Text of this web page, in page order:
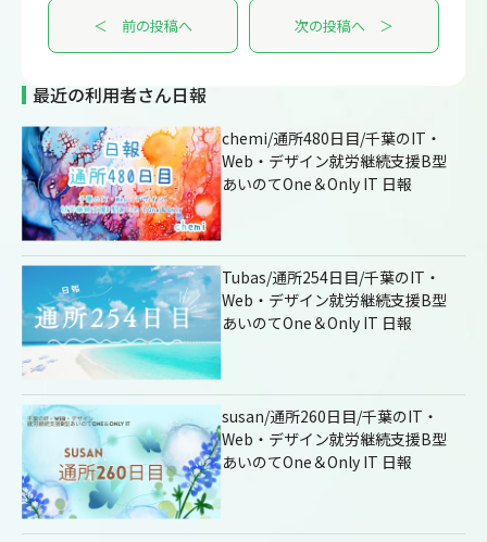
＜ 前の投稿へ 次の投稿へ ＞
最近の利用者さん日報
chemi/通所480日目/千葉のIT・
Web・デザイン就労継続支援B型
あいのてOne＆Only IT 日報
Tubas/通所254日目/千葉のIT・
Web・デザイン就労継続支援B型
あいのてOne＆Only IT 日報
susan/通所260日目/千葉のIT・
Web・デザイン就労継続支援B型
あいのてOne＆Only IT 日報